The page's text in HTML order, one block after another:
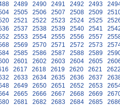
2489 2490 2491 2492 2493
2505 2506 2507 2508 2509
2521 2522 2523 2524 2525
2537 2538 2539 2540 2541
2553 2554 2555 2556 2557
2569 2570 2571 2572 2573
2585 2586 2587 2588 2589
2601 2602 2603 2604 2605
2617 2618 2619 2620 2621
2633 2634 2635 2636 2637
2649 2650 2651 2652 2653
2665 2666 2667 2668 2669
2681 2682 2683 2684 2685